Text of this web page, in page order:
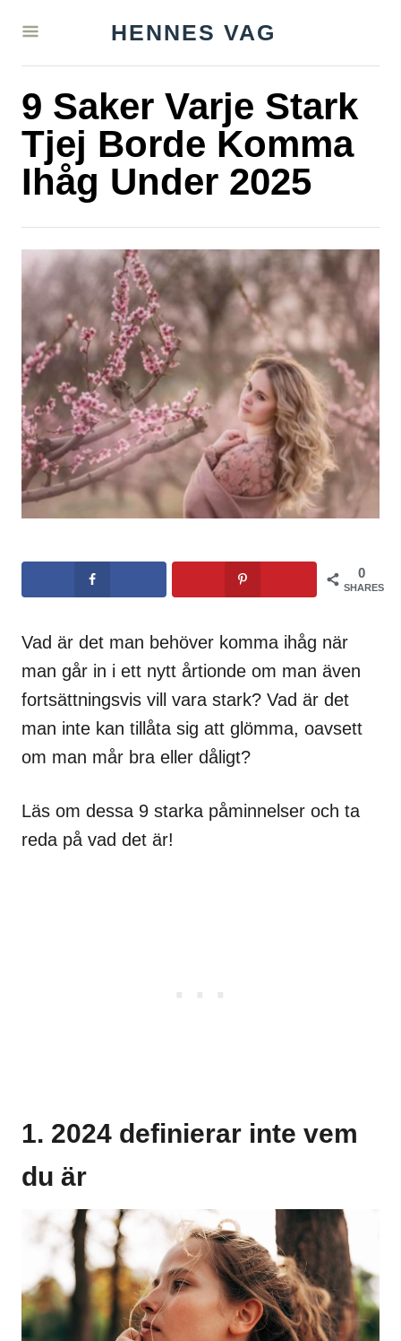
HENNES VAG
9 Saker Varje Stark
Tjej Borde Komma
Ihåg Under 2025
0
SHARES
Vad är det man behöver komma ihåg när
man går in i ett nytt årtionde om man även
fortsättningsvis vill vara stark? Vad är det
man inte kan tillåta sig att glömma, oavsett
om man mår bra eller dåligt?
Läs om dessa 9 starka påminnelser och ta
reda på vad det är!
1. 2024 definierar inte vem
du är